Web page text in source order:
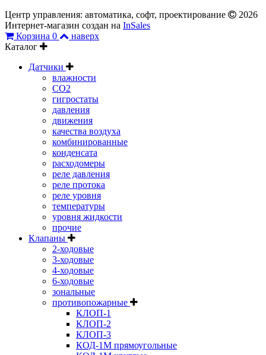
Центр управления: автоматика, софт, проектирование
2026
Интернет-магазин создан на InSales
Корзина 0
наверх
Каталог
Датчики
влажности
CO2
гигростаты
давления
движения
качества воздуха
комбинированные
конденсата
расходомеры
реле давления
реле протока
реле уровня
температуры
уровня жидкости
прочие
Клапаны
2-ходовые
3-ходовые
4-ходовые
6-ходовые
зональные
противопожарные
КЛОП-1
КЛОП-2
КЛОП-3
КОД-1М прямоугольные